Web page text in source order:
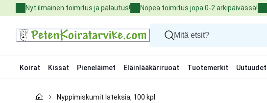
to
Nyt ilmainen toimitus ja palautus! Nopea toimitus jopa 0-2 arkipäivässä!
Koirat Kissat Pieneläimet Eläinlääkäriruoat Tuotemerkit Uutuudet
Kissat
Nyppimiskumit lateksia, 100 kpl